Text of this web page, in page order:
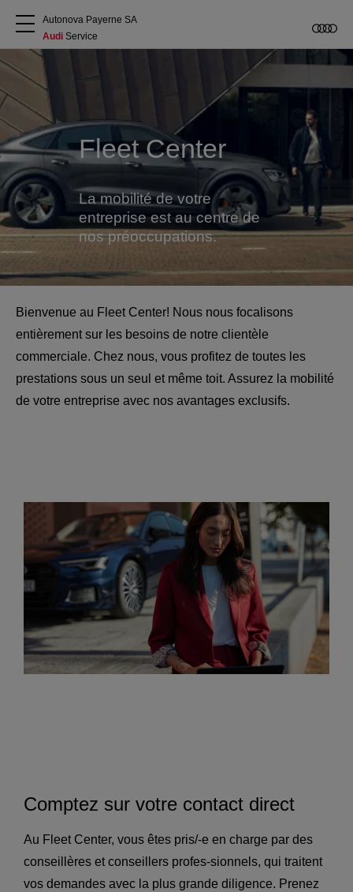
A propos
Acheter une Audi
Service
Accessoires Audi d'origine
Clients commerciaux
Autonova Payerne SA
Audi Service
Fleet Center
La mobilité de votre
entreprise est au centre de
nos préoccupations.
Bienvenue au Fleet Center! Nous nous focalisons
entièrement sur les besoins de notre clientèle
commerciale. Chez nous, vous profitez de toutes les
prestations sous un seul et même toit. Assurez la mobilité
de votre entreprise avec nos avantages exclusifs.
Comptez sur votre contact direct
Au Fleet Center, vous êtes pris/-e en charge par des
conseillères et conseillers profes-sionnels, qui traitent
vos demandes avec la plus grande diligence. Prenez